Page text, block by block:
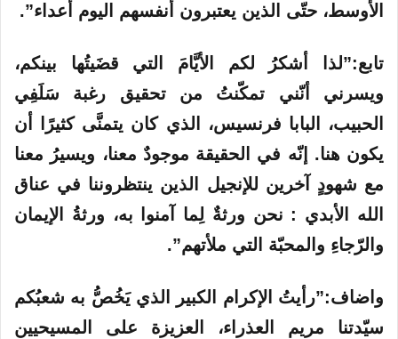
الأوسط، حتّى الذين يعتبرون أنفسهم اليوم أعداء”.
تابع:”لذا أشكرُ لكم الأيَّامَ التي قضَيتُها بينكم،
ويسرني أنّني تمكّنتُ من تحقيق رغبة سَلَفِي
الحبيب، البابا فرنسيس، الذي كان يتمنَّى كثيرًا أن
يكون هنا. إنّه في الحقيقة موجودٌ معنا، ويسيرُ معنا
مع شهودٍ آخرين للإنجيل الذين ينتظروننا في عناق
الله الأبدي : نحن ورثةٌ لِما آمنوا به، ورثةُ الإيمان
والرّجاءِ والمحبّة التي ملأتهم”.
واضاف:”رأيتُ الإكرام الكبير الذي يَخُصُّ به شعبُكم
سيّدتنا مريم العذراء، العزيزة على المسيحيين